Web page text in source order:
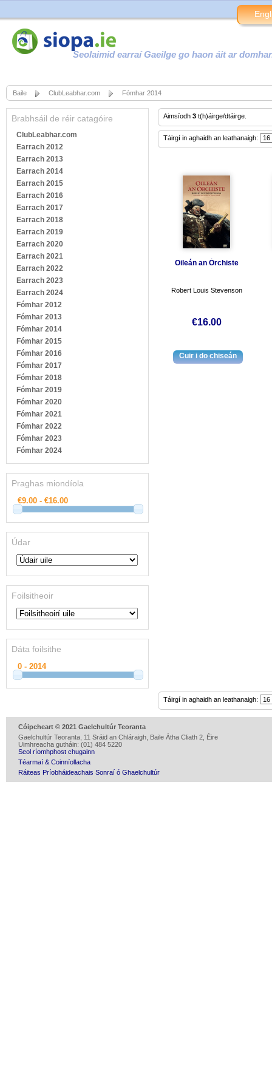
Seolaimid earraí Gaeilge go haon áit ar
Baile ClubLeabhar.com Fómhar 2014
Brabhsáil de réir catagóire
ClubLeabhar.com
Earrach 2012
Earrach 2013
Earrach 2014
Earrach 2015
Earrach 2016
Earrach 2017
Earrach 2018
Earrach 2019
Earrach 2020
Earrach 2021
Earrach 2022
Earrach 2023
Earrach 2024
Fómhar 2012
Fómhar 2013
Fómhar 2014
Fómhar 2015
Fómhar 2016
Fómhar 2017
Fómhar 2018
Fómhar 2019
Fómhar 2020
Fómhar 2021
Fómhar 2022
Fómhar 2023
Fómhar 2024
Praghas miondíola
Údar
Foilsitheoir
Dáta foilsithe
Aimsíodh 3 t(h)áirge/dtáirge.
Táirgí in aghaidh an leathanaigh:
Oileán an Órchiste
Robert Louis Stevenson
€16.00
Táirgí in aghaidh an leathanaigh:
Cóipcheart © 2021 Gaelchultúr Teoranta
Gaelchultúr Teoranta, 11 Sráid an Chláraigh, Baile Átha Cliath 2, Éire
Uimhreacha gutháin: (01) 484 5220
Seol ríomhphost chugainn
Téarmaí & Coinníollacha
Ráiteas Príobháideachais Sonraí ó Ghaelchultúr